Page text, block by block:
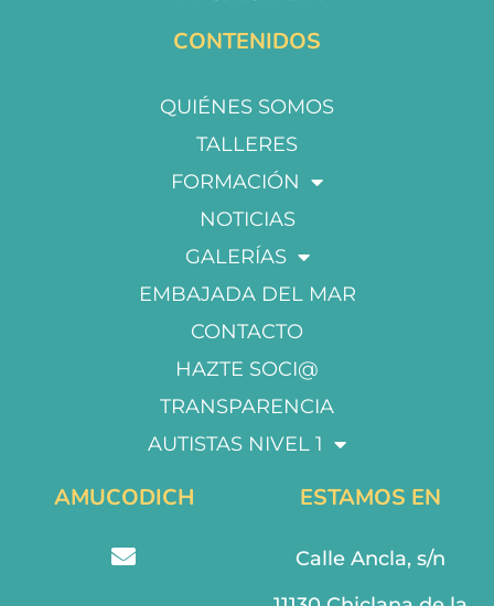
CONTENIDOS
QUIÉNES SOMOS
TALLERES
FORMACIÓN
NOTICIAS
GALERÍAS
EMBAJADA DEL MAR
CONTACTO
HAZTE SOCI@
TRANSPARENCIA
AUTISTAS NIVEL 1
AMUCODICH ESTAMOS EN
Calle Ancla, s/n